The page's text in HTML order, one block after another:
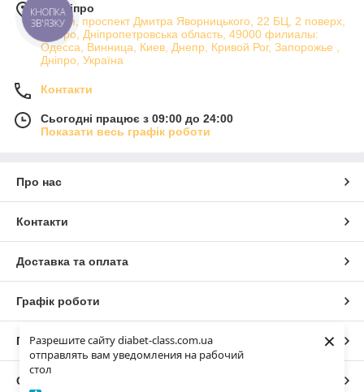
Разрешите сайту diabet-class.com.ua
отправлять вам уведомления на рабочий
стол
×
м. Дніпро
Атріум, проспект Дмитра Яворницького, 22 БЦ, 2 поверх,
Дніпро, Дніпропетровська область, 49000 филиалы:
Одесса, Винница, Киев, Днепр, Кривой Рог, Запорожье ,
Дніпро, Україна
Контакти
Сьогодні працює з 09:00 до 24:00
Показати весь графік роботи
Про нас
Контакти
Доставка та оплата
Графік роботи
Повна версія сайту
Сайт створено на маркетплейсі